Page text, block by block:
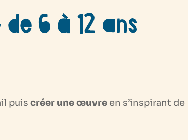
6 à 12 ans
puiscréer une œuvre en s’inspirant de